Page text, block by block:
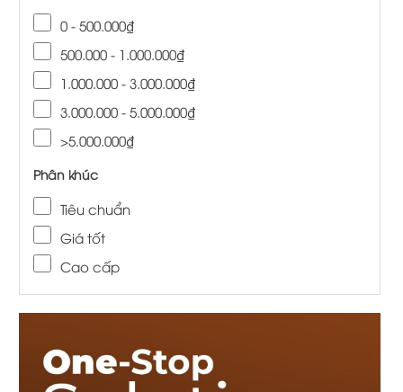
0 - 500.000₫
500.000 - 1.000.000₫
1.000.000 - 3.000.000₫
3.000.000 - 5.000.000₫
>5.000.000₫
Phân khúc
Tiêu chuẩn
Giá tốt
Cao cấp